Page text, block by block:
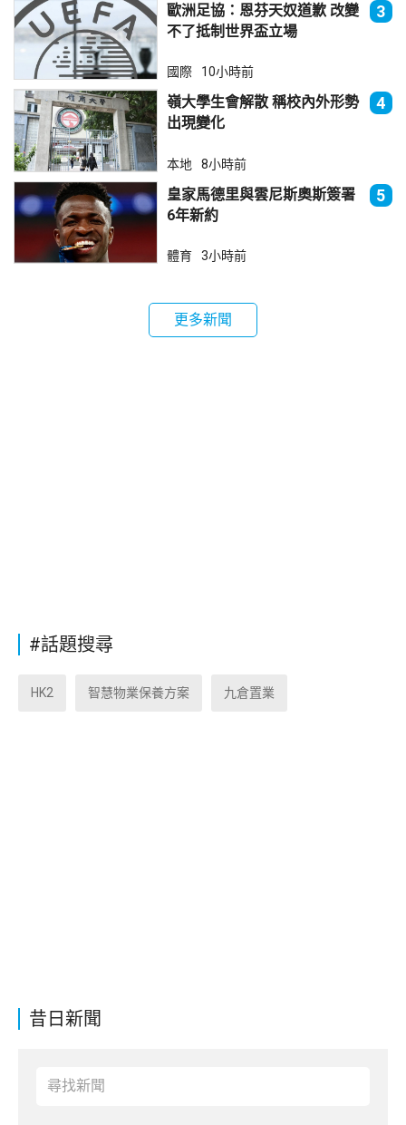
昔日新聞
歐洲足協：恩芬天奴道歉 改變
不了抵制世界盃立場
3
國際 10小時前
嶺大學生會解散 稱校內外形勢
出現變化
4
本地 8小時前
皇家馬德里與雲尼斯奧斯簽署
6年新約
5
體育 3小時前
更多新聞
#話題搜尋
HK2 智慧物業保養方案 九倉置業